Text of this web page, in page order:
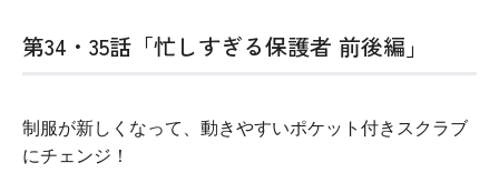
第34・35話「忙しすぎる保護者 前後編」
制服が新しくなって、動きやすいポケット付きスクラブ
にチェンジ！